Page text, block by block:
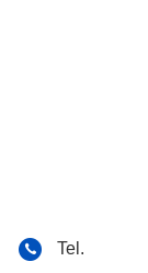
Tel.